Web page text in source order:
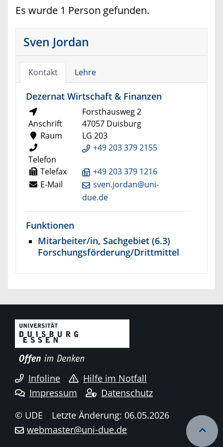
Es wurde 1 Person gefunden.
Sven Jordan
Kontakt Lehre
Dezernat Wirtschaft & Finanzen
Anschrift
Forsthausweg 2
47057 Duisburg
Raum
LG 203
Telefon
+49 203 379 2155
Telefax
+49 203 379 1216
E-Mail
sven.jordan@uni-
due.de
Funktionen
Mitarbeiter/in, Sachgebiet (6.3)
Forschungsförderung/Drittmittel
Infoline
Hilfe im Notfall
Impressum
Datenschutz
© UDE
Letzte Änderung: 06.05.2026
webmaster@uni-due.de